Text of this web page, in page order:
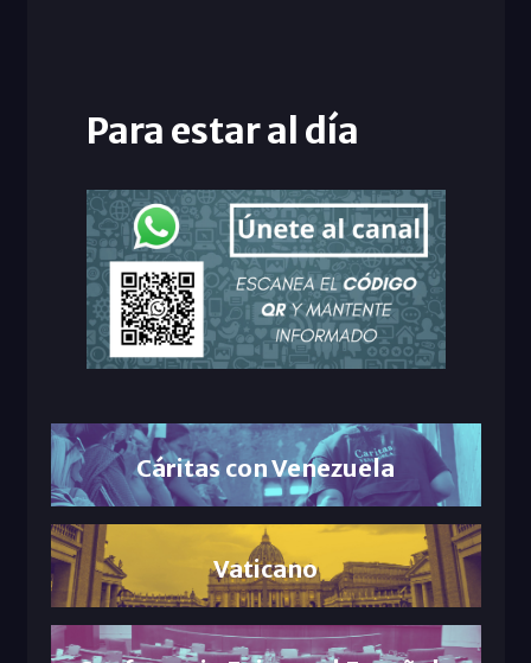
Para estar al día
Cáritas con Venezuela
Vaticano